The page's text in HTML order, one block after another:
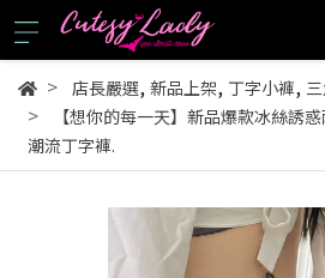
店長嚴選, 新品上架, 丁字小褲,
【想你的每一天】新品爆款冰絲誘
潮流丁字褲.